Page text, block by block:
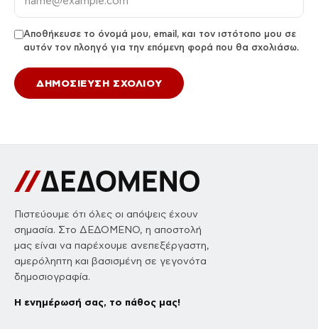
Αποθήκευσε το όνομά μου, email, και τον ιστότοπο μου σε
αυτόν τον πλοηγό για την επόμενη φορά που θα σχολιάσω.
Πιστεύουμε ότι όλες οι απόψεις έχουν
σημασία. Στο ΔΕΔΟΜΕΝΟ, η αποστολή
μας είναι να παρέχουμε ανεπεξέργαστη,
αμερόληπτη και βασισμένη σε γεγονότα
δημοσιογραφία.
Η ενημέρωσή σας, το πάθος μας!